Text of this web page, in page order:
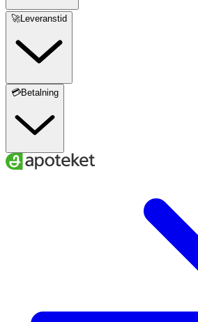
🚀Leveranstid
💳Betalning